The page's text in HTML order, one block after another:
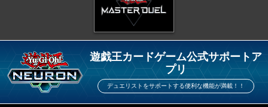
遊戯王カードゲーム公式サポートア
プリ
デュエリストをサポートする便利な機能が満載！！